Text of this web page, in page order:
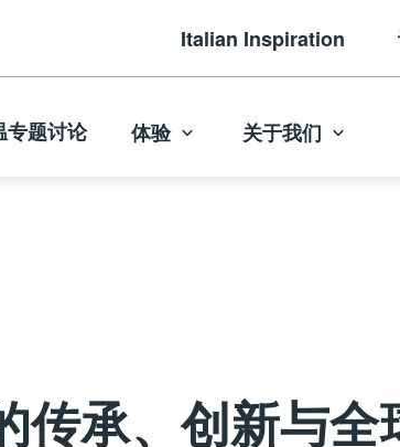
Italian Inspiration
专题讨论 体验 关于我们
传承、创新与